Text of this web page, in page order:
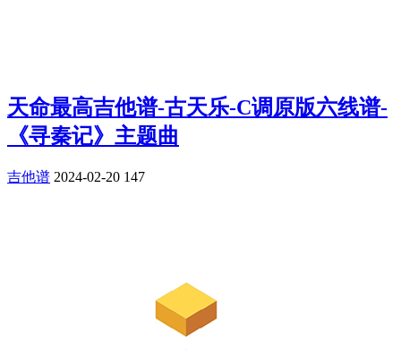
天命最高吉他谱-古天乐-C调原版六线谱-
《寻秦记》主题曲
吉他谱 2024-02-20 147